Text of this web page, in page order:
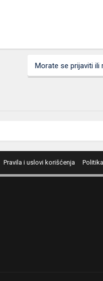
Morate se prijaviti ili
Pravila i uslovi korišćenja